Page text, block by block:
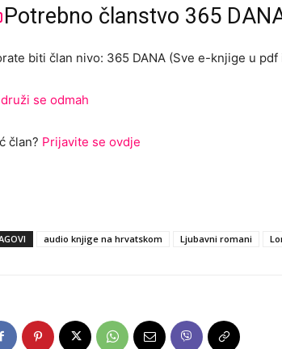
Potrebno članstvo 365
biti član nivo: 365 DANA (Sve e-knjige u
se odmah
član? Prijavite se ovdje
audio knjige na hrvatskom Ljubavni romani